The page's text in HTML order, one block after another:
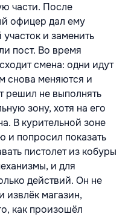
части. После
офицер дал ему
и заменить
пост. Во время
смена: одни идут
снова меняются и
решил не выполнять
зону, хотя на его
В курительной зоне
и попросил показать
пистолет из кобуры
и для
действий. Он не
извлёк магазин,
как произошёл